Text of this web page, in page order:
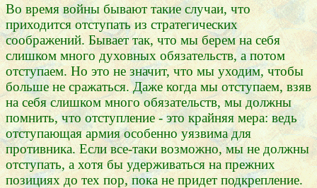
Во время войны бывают такие случаи, что
приходится отступать из стратегических
соображений. Бывает так, что мы берем на себя
слишком много духовных обязательств, а потом
отступаем. Но это не значит, что мы уходим, чтобы
больше не сражаться. Даже когда мы отступаем, взяв
на себя слишком много обязательств, мы должны
помнить, что отступление - это крайняя мера: ведь
отступающая армия особенно уязвима для
противника. Если все-таки возможно, мы не должны
отступать, а хотя бы удерживаться на прежних
позициях до тех пор, пока не придет подкрепление.